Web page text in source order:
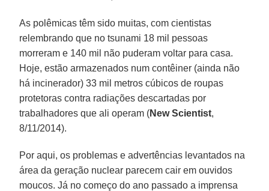
As polêmicas têm sido muitas, com cientistas
relembrando que no tsunami 18 mil pessoas
morreram e 140 mil não puderam voltar para casa.
Hoje, estão armazenados num contêiner (ainda não
há incinerador) 33 mil metros cúbicos de roupas
protetoras contra radiações descartadas por
trabalhadores que ali operam (New Scientist,
8/11/2014).
Por aqui, os problemas e advertências levantados na
área da geração nuclear parecem cair em ouvidos
moucos. Já no começo do ano passado a imprensa